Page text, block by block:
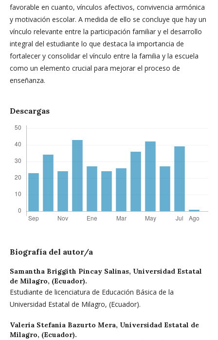
favorable en cuanto, vínculos afectivos, convivencia armónica
y motivación escolar. A medida de ello se concluye que hay un
vínculo relevante entre la participación familiar y el desarrollo
integral del estudiante lo que destaca la importancia de
fortalecer y consolidar el vínculo entre la familia y la escuela
como un elemento crucial para mejorar el proceso de
enseñanza.
Descargas
Biografía del autor/a
Samantha Briggith Pincay Salinas, Universidad Estatal
de Milagro, (Ecuador).
Estudiante de licenciatura de Educación Básica de la
Universidad Estatal de Milagro, (Ecuador).
Valeria Stefania Bazurto Mera, Universidad Estatal de
Milagro, (Ecuador).